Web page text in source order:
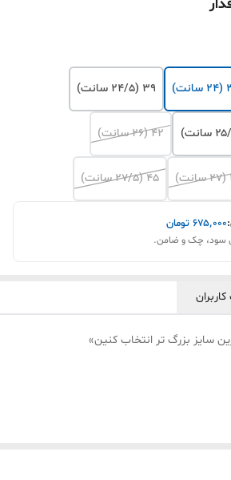
۳۹ (۲۴/۵ سانت)
۴۲ (۲۶ سانت)
۴۵‌ (۲۷/۵ سانت)
۶۷۵٬۰۰۰ تومان
سایز بزرگ تر انتخاب کنین»